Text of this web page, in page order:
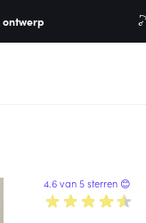
ontwerp
4.6 van 5 sterren 😊